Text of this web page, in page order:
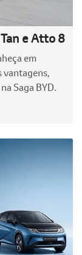
e Atto 8
em
vantagens,
Saga BYD.